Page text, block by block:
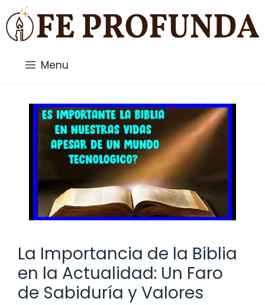
Saltar
al
contenido
Menu
La Importancia de la Biblia
en la Actualidad: Un Faro
de Sabiduría y Valores